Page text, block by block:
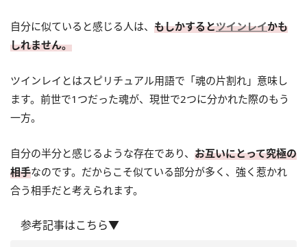
自分に似ていると感じる人は、 もしかするとツインレイかも
しれません。
ツインレイとはスピリチュアル用語で「魂の片割れ」意味し
ます。前世で1つだった魂が、現世で2つに分かれた際のもう
一方。
自分の半分と感じるような存在であり、 お互いにとって究極の
相手なのです。だからこそ似ている部分が多く、強く惹かれ
合う相手だと考えられます。
参考記事はこちら▼